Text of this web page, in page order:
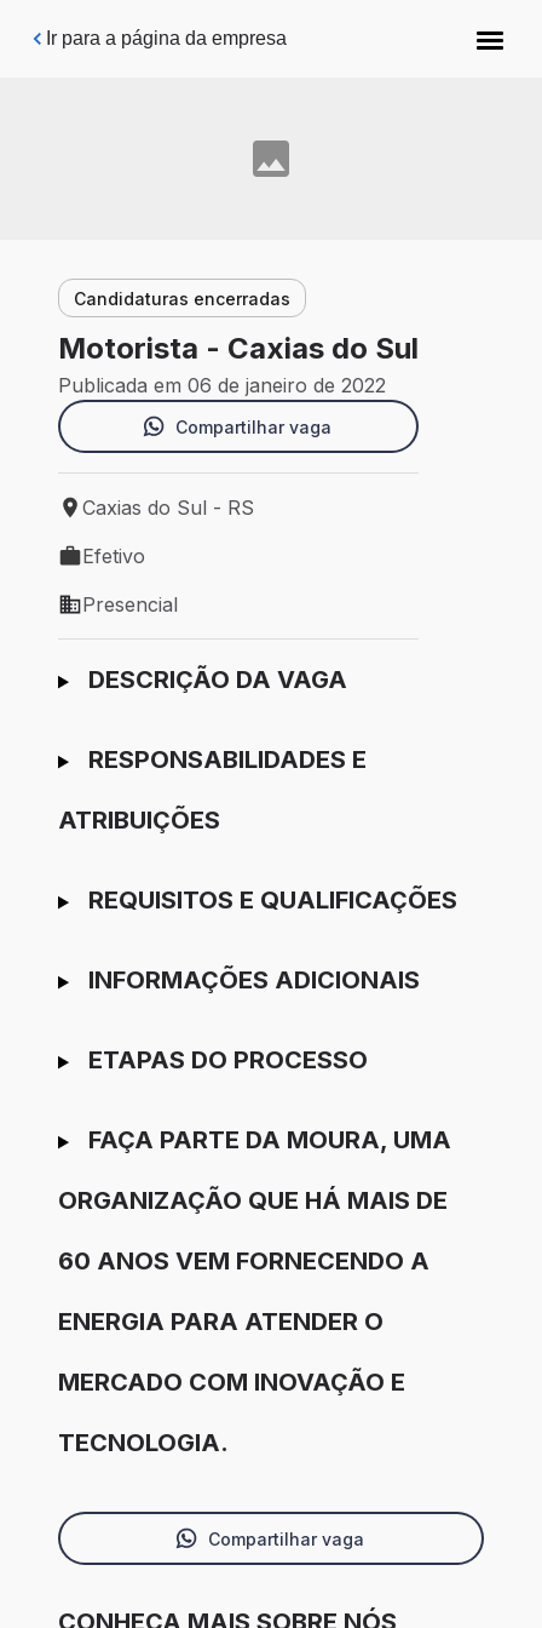
Pular para o conteúdo principal
Ir para a página da empresa
Candidaturas encerradas
Motorista - Caxias do Sul
Publicada em 06 de janeiro de 2022
Compartilhar vaga
Local de trabalho: Caxias do Sul - RS
Caxias do Sul - RS
Tipo de vaga: Efetivo
Efetivo
Modelo de trabalho: Presencial
Presencial
Ir para candidatura
DESCRIÇÃO DA VAGA
RESPONSABILIDADES E
ATRIBUIÇÕES
REQUISITOS E QUALIFICAÇÕES
INFORMAÇÕES ADICIONAIS
ETAPAS DO PROCESSO
FAÇA PARTE DA MOURA, UMA
ORGANIZAÇÃO QUE HÁ MAIS DE
60 ANOS VEM FORNECENDO A
ENERGIA PARA ATENDER O
MERCADO COM INOVAÇÃO E
TECNOLOGIA.
Compartilhar vaga